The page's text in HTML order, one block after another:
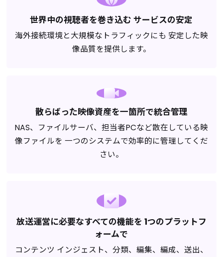
世界中の視聴者を巻き込む サービスの安定
海外接続環境と大規模なトラフィックにも 安定した映
像品質を提供します。
散らばった映像資産を一箇所で統合管理
NAS、ファイルサーバ、担当者PCなど散在している映
像ファイルを 一つのシステムで効率的に管理してくだ
さい。
放送運営に必要なすべての機能を 1つのプラットフ
ォームで
コンテンツ インジェスト、分類、編集、編成、送出、